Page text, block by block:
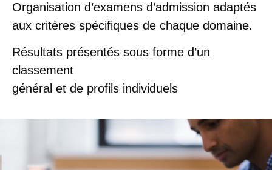
Organisation d’examens d’admission adaptés
aux critères spécifiques de chaque domaine.
Résultats présentés sous forme d’un
classement
général et de profils individuels